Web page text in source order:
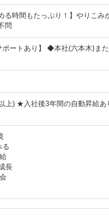
る時間もたっぷり！】やりこ
問
ートあり】 ◆本社(六本木)ま
上) ★入社後3年間の自動昇給
る
長